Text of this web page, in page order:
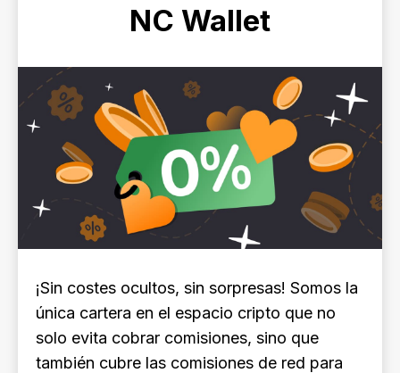
NC Wallet
¡Sin costes ocultos, sin sorpresas! Somos la
única cartera en el espacio cripto que no
solo evita cobrar comisiones, sino que
también cubre las comisiones de red para